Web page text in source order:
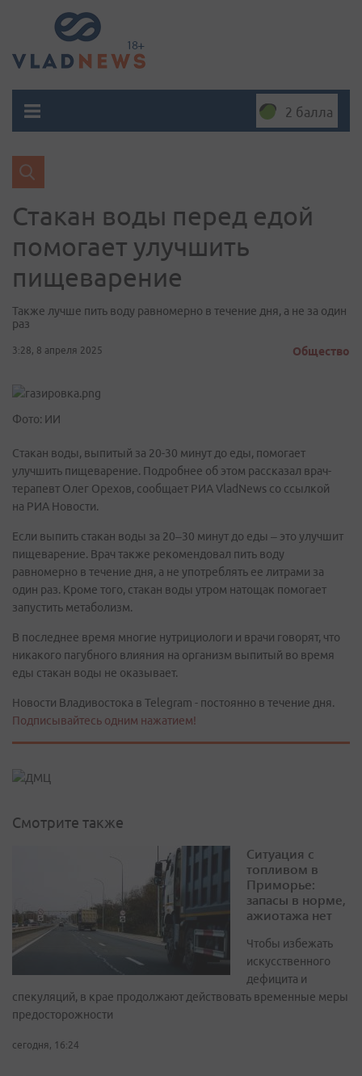
2 балла
Стакан воды перед едой
помогает улучшить
пищеварение
Также лучше пить воду равномерно в течение дня, а не за один
раз
3:28, 8 апреля 2025 Общество
Фото: ИИ
Стакан воды, выпитый за 20-30 минут до еды, помогает
улучшить пищеварение. Подробнее об этом рассказал врач-
терапевт Олег Орехов, сообщает РИА VladNews со ссылкой
на РИА Новости.
Если выпить стакан воды за 20–30 минут до еды – это улучшит
пищеварение. Врач также рекомендовал пить воду
равномерно в течение дня, а не употреблять ее литрами за
один раз. Кроме того, стакан воды утром натощак помогает
запустить метаболизм.
В последнее время многие нутрициологи и врачи говорят, что
никакого пагубного влияния на организм выпитый во время
еды стакан воды не оказывает.
Новости Владивостока в Telegram - постоянно в течение дня.
Подписывайтесь одним нажатием!
Смотрите также
Ситуация с
топливом в
Приморье:
запасы в норме,
ажиотажа нет
Чтобы избежать
искусственного
дефицита и
спекуляций, в крае продолжают действовать временные меры
предосторожности
сегодня, 16:24